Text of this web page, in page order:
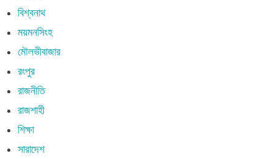
বিশ্বনাথ
ময়মনসিংহ
মৌলভীবাজার
রংপুর
রাজনীতি
রাজশাহী
শিক্ষা
সারাদেশ